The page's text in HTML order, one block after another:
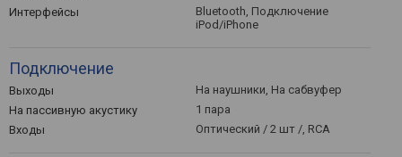
Интерфейсы
Bluetooth, Подключение
iPod/iPhone
Подключение
Выходы
На наушники, На сабвуфер
На пассивную акустику
1 пара
Входы
Оптический / 2 шт /, RCA